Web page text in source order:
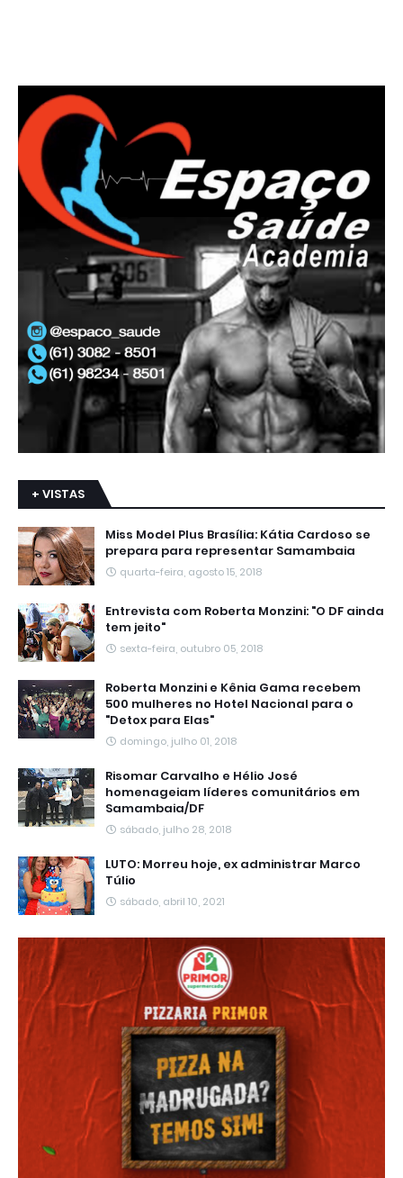
+ VISTAS
Miss Model Plus Brasília: Kátia Cardoso se
prepara para representar Samambaia
quarta-feira, agosto 15, 2018
Entrevista com Roberta Monzini: "O DF ainda
tem jeito"
sexta-feira, outubro 05, 2018
Roberta Monzini e Kênia Gama recebem
500 mulheres no Hotel Nacional para o
"Detox para Elas"
domingo, julho 01, 2018
Risomar Carvalho e Hélio José
homenageiam líderes comunitários em
Samambaia/DF
sábado, julho 28, 2018
LUTO: Morreu hoje, ex administrar Marco
Túlio
sábado, abril 10, 2021